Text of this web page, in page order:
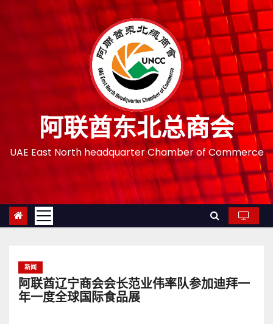
阿联酋东北总商会
UAE East North headquarter Chamber of Commerce
新闻
阿联酋辽宁商会会长范业伟率队参加迪拜一
年一度全球国际食品展